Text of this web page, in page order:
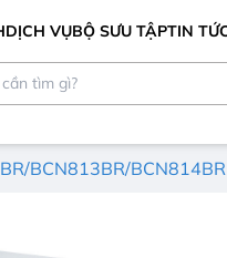
DỊCH VỤBỘ SƯU TẬPTIN
BCN813BR/BCN814BR